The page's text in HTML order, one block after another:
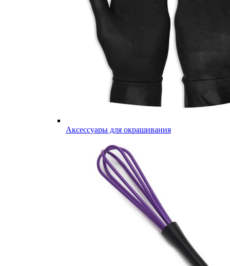
Аксессуары для окрашивания